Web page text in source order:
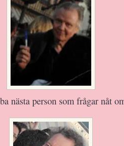
nästa person som frågar nåt